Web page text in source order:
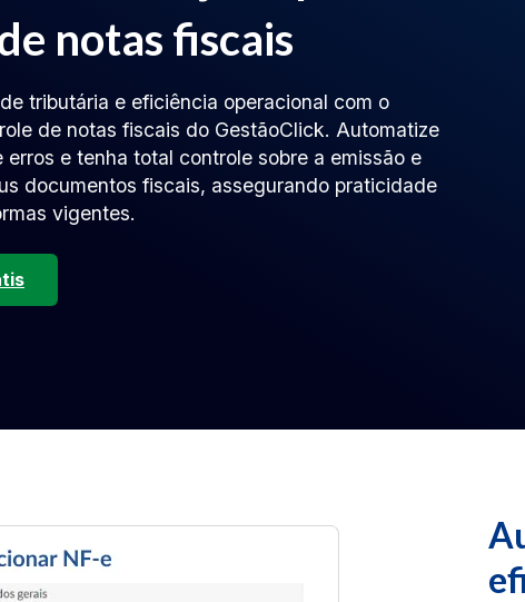
notas fiscais
tributária e eficiência operacional com o
de notas fiscais do GestãoClick. Automatize
erros e tenha total controle sobre a emissão e
documentos fiscais, assegurando praticidade
vigentes.